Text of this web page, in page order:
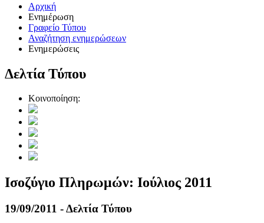
Αρχική
Ενημέρωση
Γραφείο Τύπου
Αναζήτηση ενημερώσεων
Ενημερώσεις
Δελτία Τύπου
Κοινοποίηση:
Ισοζύγιο Πληρωμών: Ιούλιος 2011
19/09/2011 - Δελτία Τύπου